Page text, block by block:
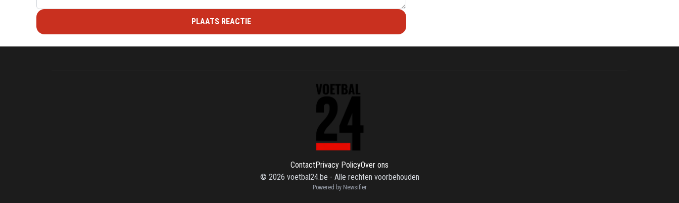
PLAATS REACTIE
ContactPrivacy PolicyOver ons
© 2026 voetbal24.be - Alle rechten voorbehouden
Powered by Newsifier